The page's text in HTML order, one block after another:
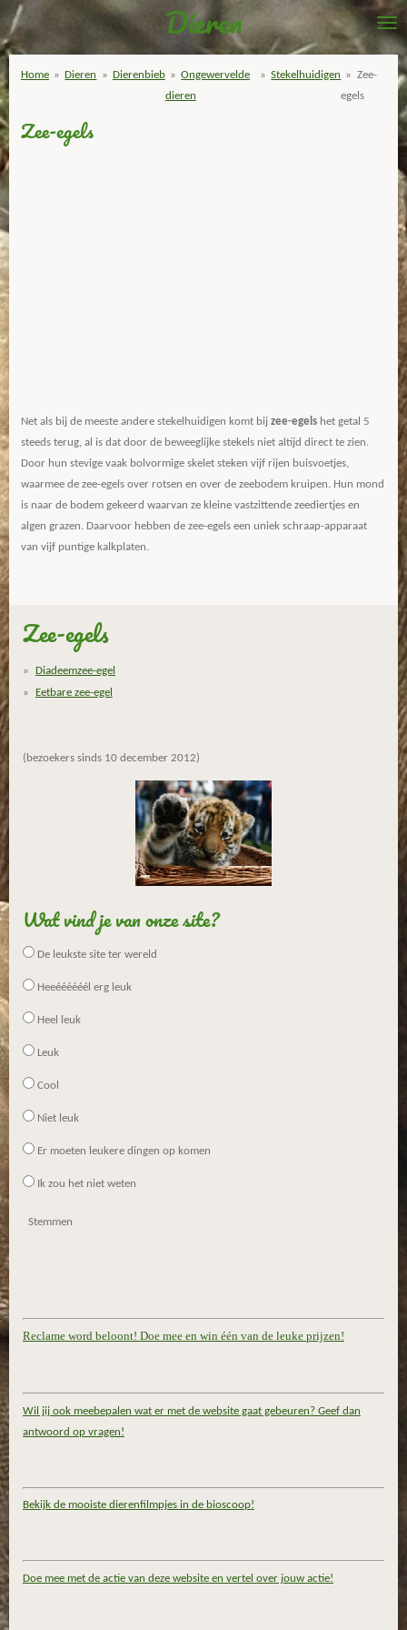
Ga
direct
naar
de
hoofdinhoud
Dieren
Home » Dieren » Dierenbieb » Ongewervelde
dieren
» Stekelhuidigen » Zee-
egels
Zee-egels
Net als bij de meeste andere stekelhuidigen komt bij zee-egels het getal 5
steeds terug, al is dat door de beweeglijke stekels niet altijd direct te zien.
Door hun stevige vaak bolvormige skelet steken vijf rijen buisvoetjes,
waarmee de zee-egels over rotsen en over de zeebodem kruipen. Hun mond
is naar de bodem gekeerd waarvan ze kleine vastzittende zeediertjes en
algen grazen. Daarvoor hebben de zee-egels een uniek schraap-apparaat
van vijf puntige kalkplaten.
Zee-egels
Diadeemzee-egel
Eetbare zee-egel
(bezoekers sinds 10 december 2012)
Wat vind je van onze site?
De leukste site ter wereld
Heeéééééél erg leuk
Heel leuk
Leuk
Cool
Niet leuk
Er moeten leukere dingen op komen
Ik zou het niet weten
Stemmen
Reclame word beloont! Doe mee en win één van de leuke prijzen!
Wil jij ook meebepalen wat er met de website gaat gebeuren? Geef dan
antwoord op vragen!
Bekijk de mooiste dierenfilmpjes in de bioscoop!
Doe mee met de actie van deze website en vertel over jouw actie!